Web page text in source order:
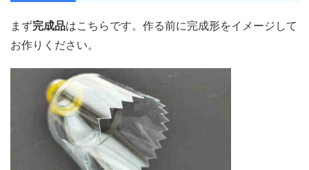
まず完成品はこちらです。作る前に完成形をイメージして
お作りください。